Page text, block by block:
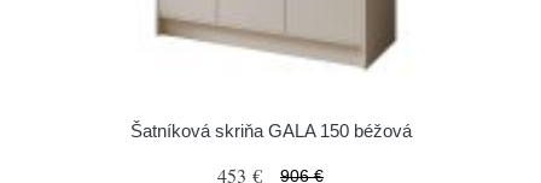
Šatníková skriňa GALA 150 béžová
453 € 906 €